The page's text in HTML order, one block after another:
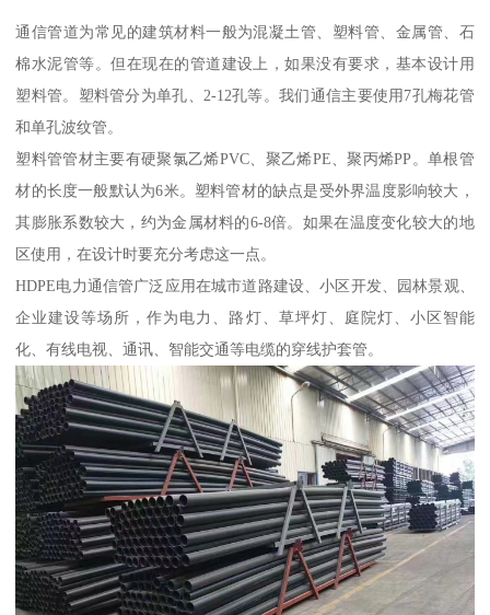
通信管道为常见的建筑材料一般为混凝土管、塑料管、金属管、石
棉水泥管等。但在现在的管道建设上，如果没有要求，基本设计用
塑料管。塑料管分为单孔、2-12孔等。我们通信主要使用7孔梅花管
和单孔波纹管。
塑料管管材主要有硬聚氯乙烯PVC、聚乙烯PE、聚丙烯PP。单根管
材的长度一般默认为6米。塑料管材的缺点是受外界温度影响较大，
其膨胀系数较大，约为金属材料的6-8倍。如果在温度变化较大的地
区使用，在设计时要充分考虑这一点。
HDPE电力通信管广泛应用在城市道路建设、小区开发、园林景观、
企业建设等场所，作为电力、路灯、草坪灯、庭院灯、小区智能
化、有线电视、通讯、智能交通等电缆的穿线护套管。